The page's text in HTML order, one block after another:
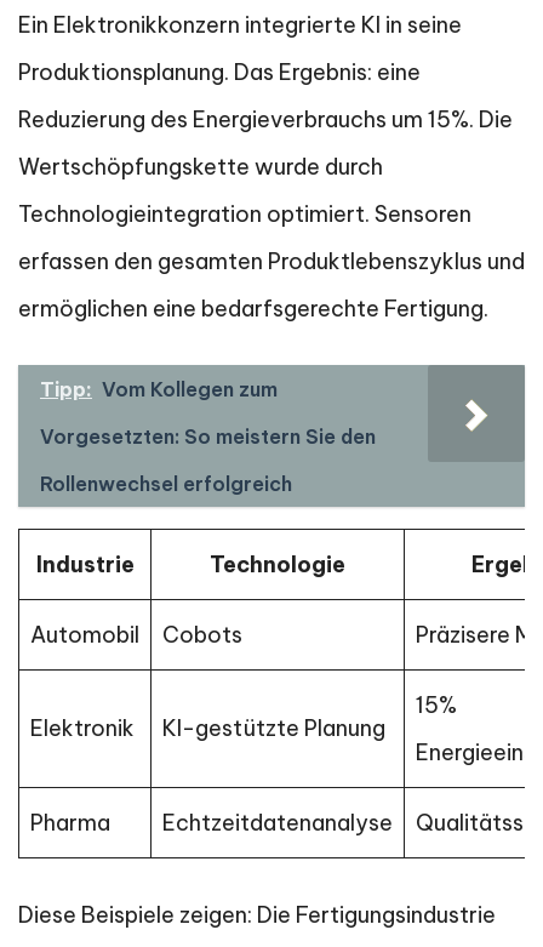
Ein Elektronikkonzern integrierte KI in seine
Produktionsplanung. Das Ergebnis: eine
Reduzierung des Energieverbrauchs um 15%. Die
Wertschöpfungskette wurde durch
Technologieintegration optimiert. Sensoren
erfassen den gesamten Produktlebenszyklus und
ermöglichen eine bedarfsgerechte Fertigung.
Tipp: Vom Kollegen zum
Vorgesetzten: So meistern Sie den
Rollenwechsel erfolgreich
Industrie Technologie
Automobil Cobots Präzisere
Elektronik KI-gestützte Planung
15%
Pharma Echtzeitdatenanalyse
Diese Beispiele zeigen: Die Fertigungsindustrie